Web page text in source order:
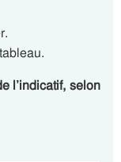
l’indicatif, selon